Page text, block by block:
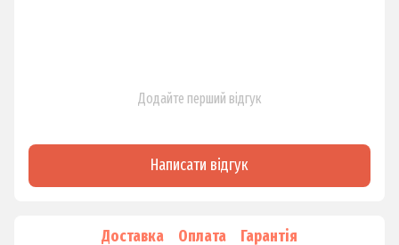
Додайте перший відгук
Написати відгук
Доставка Оплата Гарантія